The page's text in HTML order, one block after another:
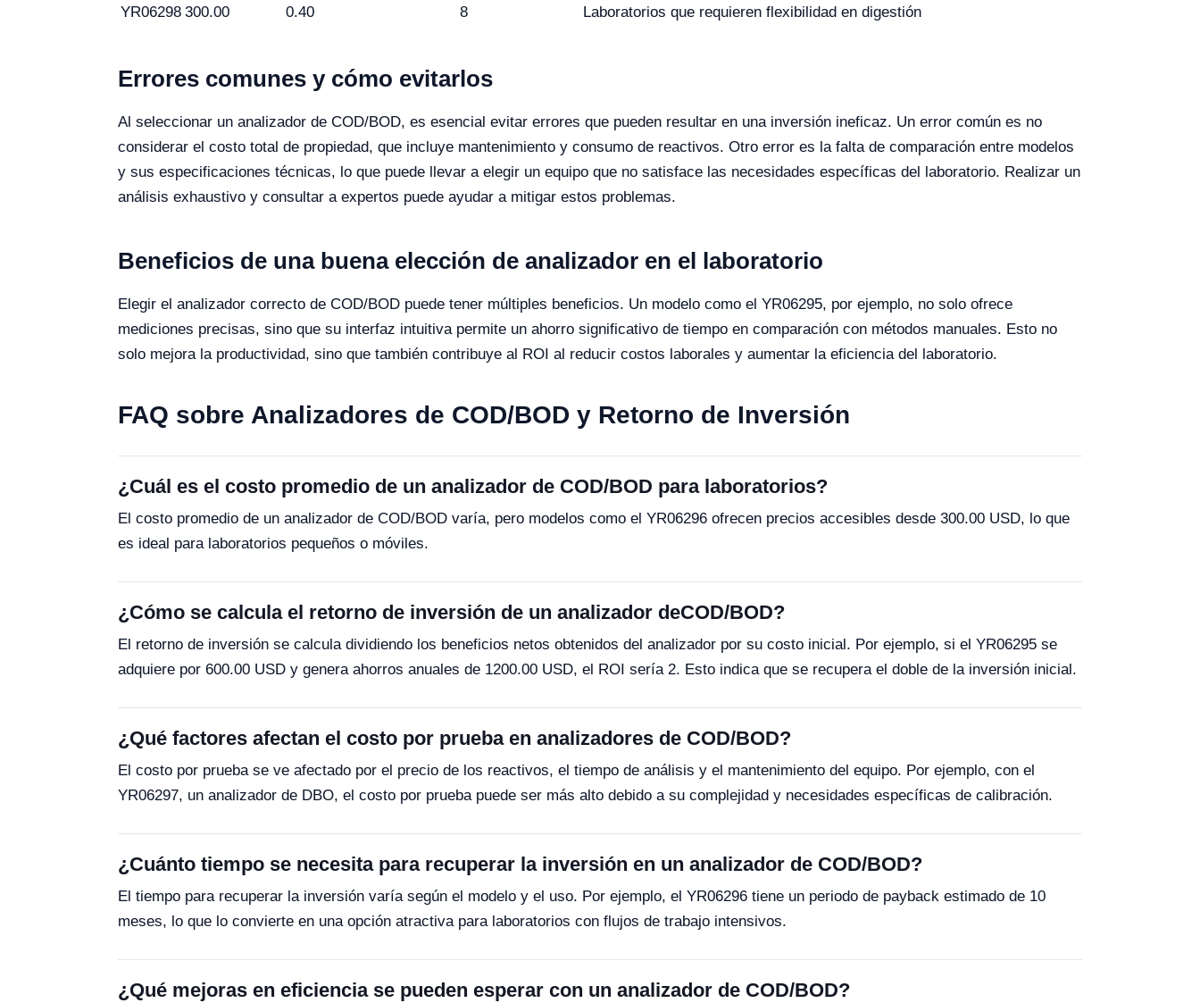
YR06298 300.00 0.40 8 Laboratorios que requieren flexibilidad en digestión
Errores comunes y cómo evitarlos
Al seleccionar un analizador de COD/BOD, es esencial evitar errores que pueden resultar en una inversión ineficaz. Un error común es no
considerar el costo total de propiedad, que incluye mantenimiento y consumo de reactivos. Otro error es la falta de comparación entre modelos
y sus especificaciones técnicas, lo que puede llevar a elegir un equipo que no satisface las necesidades específicas del laboratorio. Realizar un
análisis exhaustivo y consultar a expertos puede ayudar a mitigar estos problemas.
Beneficios de una buena elección de analizador en el laboratorio
Elegir el analizador correcto de COD/BOD puede tener múltiples beneficios. Un modelo como el YR06295, por ejemplo, no solo ofrece
mediciones precisas, sino que su interfaz intuitiva permite un ahorro significativo de tiempo en comparación con métodos manuales. Esto no
solo mejora la productividad, sino que también contribuye al ROI al reducir costos laborales y aumentar la eficiencia del laboratorio.
FAQ sobre Analizadores de COD/BOD y Retorno de Inversión
¿Cuál es el costo promedio de un analizador de COD/BOD para laboratorios?
El costo promedio de un analizador de COD/BOD varía, pero modelos como el YR06296 ofrecen precios accesibles desde 300.00 USD, lo que
es ideal para laboratorios pequeños o móviles.
¿Cómo se calcula el retorno de inversión de un analizador deCOD/BOD?
El retorno de inversión se calcula dividiendo los beneficios netos obtenidos del analizador por su costo inicial. Por ejemplo, si el YR06295 se
adquiere por 600.00 USD y genera ahorros anuales de 1200.00 USD, el ROI sería 2. Esto indica que se recupera el doble de la inversión inicial.
¿Qué factores afectan el costo por prueba en analizadores de COD/BOD?
El costo por prueba se ve afectado por el precio de los reactivos, el tiempo de análisis y el mantenimiento del equipo. Por ejemplo, con el
YR06297, un analizador de DBO, el costo por prueba puede ser más alto debido a su complejidad y necesidades específicas de calibración.
¿Cuánto tiempo se necesita para recuperar la inversión en un analizador de COD/BOD?
El tiempo para recuperar la inversión varía según el modelo y el uso. Por ejemplo, el YR06296 tiene un periodo de payback estimado de 10
meses, lo que lo convierte en una opción atractiva para laboratorios con flujos de trabajo intensivos.
¿Qué mejoras en eficiencia se pueden esperar con un analizador de COD/BOD?